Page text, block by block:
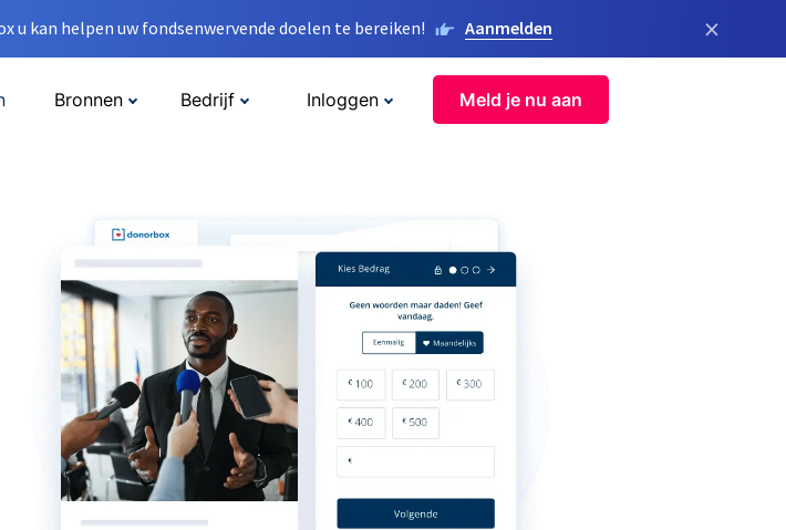
u kan helpen uw fondsenwervende doelen te bereiken! Aanmelden ×
Bronnen Bedrijf Inloggen Meld je nu aan